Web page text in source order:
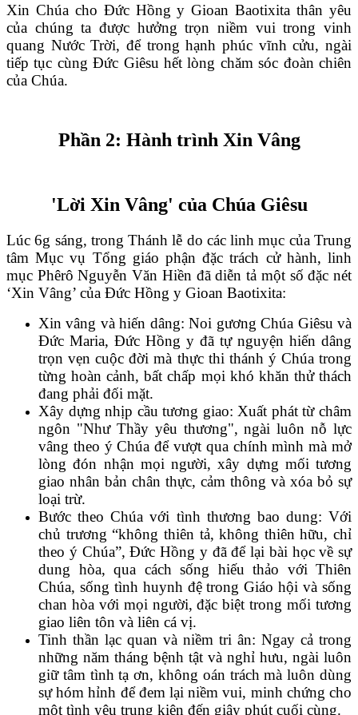
Xin Chúa cho Đức Hồng y Gioan Baotixita thân yêu
của chúng ta được hưởng trọn niềm vui trong vinh
quang Nước Trời, để trong hạnh phúc vĩnh cửu, ngài
tiếp tục cùng Đức Giêsu hết lòng chăm sóc đoàn chiên
của Chúa.
Phần 2: Hành trình Xin Vâng
'Lời Xin Vâng' của Chúa Giêsu
Lúc 6g sáng, trong Thánh lễ do các linh mục của Trung
tâm Mục vụ Tổng giáo phận đặc trách cử hành, linh
mục Phêrô Nguyễn Văn Hiền đã diễn tả một số đặc nét
‘Xin Vâng’ của Đức Hồng y Gioan Baotixita:
Xin vâng và hiến dâng: Noi gương Chúa Giêsu và
Đức Maria, Đức Hồng y đã tự nguyện hiến dâng
trọn vẹn cuộc đời mà thực thi thánh ý Chúa trong
từng hoàn cảnh, bất chấp mọi khó khăn thử thách
đang phải đối mặt.
Xây dựng nhịp cầu tương giao: Xuất phát từ châm
ngôn "Như Thầy yêu thương", ngài luôn nỗ lực
vâng theo ý Chúa để vượt qua chính mình mà mở
lòng đón nhận mọi người, xây dựng mối tương
giao nhân bản chân thực, cảm thông và xóa bỏ sự
loại trừ.
Bước theo Chúa với tình thương bao dung: Với
chủ trương “không thiên tả, không thiên hữu, chỉ
theo ý Chúa”, Đức Hồng y đã để lại bài học về sự
dung hòa, qua cách sống hiếu thảo với Thiên
Chúa, sống tình huynh đệ trong Giáo hội và sống
chan hòa với mọi người, đặc biệt trong mối tương
giao liên tôn và liên cá vị.
Tinh thần lạc quan và niềm tri ân: Ngay cả trong
những năm tháng bệnh tật và nghỉ hưu, ngài luôn
giữ tâm tình tạ ơn, không oán trách mà luôn dùng
sự hóm hỉnh để đem lại niềm vui, minh chứng cho
một tình yêu trung kiên đến giây phút cuối cùng.